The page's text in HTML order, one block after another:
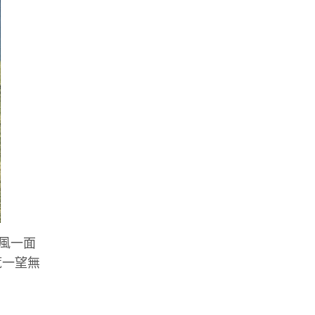
一面
望無